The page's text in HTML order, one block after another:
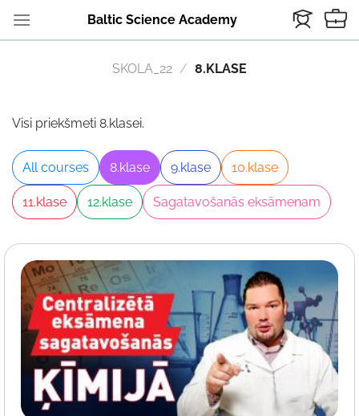
Baltic Science Academy
SKOLA_22 / 8.KLASE
Visi priekšmeti 8.klasei.
All courses 8.klase 9.klase 10.klase
11.klase 12.klase Sagatavošanās eksāmenam